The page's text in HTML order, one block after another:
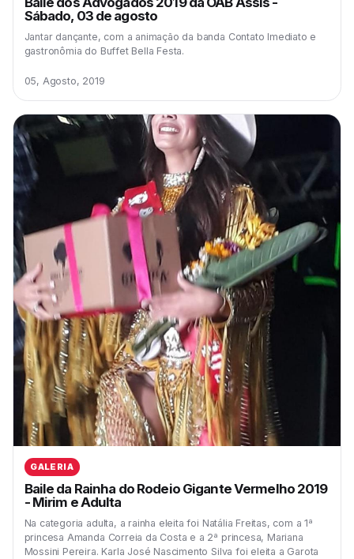
Sábado, 03 de agosto
Jantar dançante, com a animação da banda Contato Imediato e
gastronômia do Buffet Bella Festa.
05, Agosto, 2019
GALERIA
Baile da Rainha do Rodeio Gigante Vermelho 2019
- Mirim e Adulta
Na categoria adulta, a rainha eleita foi Natália Freitas, com a 1ª
princesa Amanda Correia da Costa e a 2ª princesa, Mariana
Mossini Pereira. Karla José Nascimento Silva foi eleita a Garota